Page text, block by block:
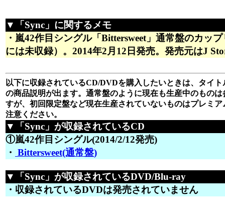
▼「Sync」に関するメモ
・嵐42作目シングル「Bittersweet」通常盤のカッ
には未収録）。2014年2月12日発売。発売元はJ
以下に収録されているCD/DVDを購入したいときは、タイ
の商品説明が出ます。通常盤のように現在も生産中のもの
すが、初回限定盤など現在生産されていないものはプレミ
注意ください。
▼「Sync」が収録されているCD
①嵐42作目シングル(2014/2/12発売)
・ Bittersweet(通常盤)
▼「Sync」が収録されているDVD/Blu-ray
・収録されているDVDは発売されていません